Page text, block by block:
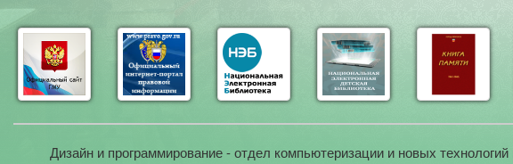
Дизайн и программирование - отдел компьютеризации и новых